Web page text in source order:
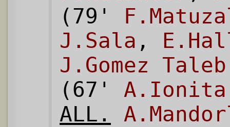
(79'
J.Sala ,
J.Gomez Taleb
(67' A.Ionita
ALL.